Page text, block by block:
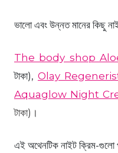
ভালো এবং উন্নত মানের কিছু
The body shop
টাকা), Olay
Aquaglow Night
টাকা)।
এই অথেনটিক নাইট ক্রিম-গুলো